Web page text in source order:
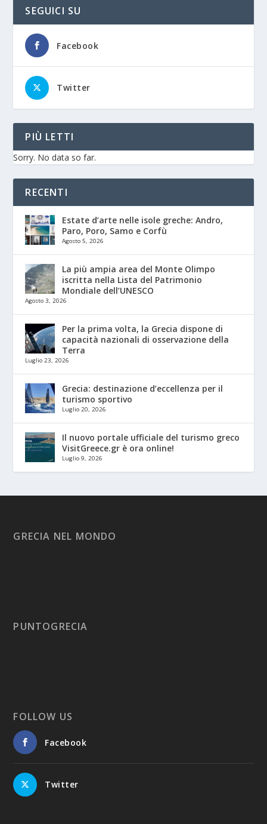
SEGUICI SU
Facebook
Twitter
PIÙ LETTI
Sorry. No data so far.
RECENTI
Estate d’arte nelle isole greche: Andro,
Paro, Poro, Samo e Corfù
Agosto 5, 2026
La più ampia area del Monte Olimpo
iscritta nella Lista del Patrimonio
Mondiale dell’UNESCO
Agosto 3, 2026
Per la prima volta, la Grecia dispone di
capacità nazionali di osservazione della
Terra
Luglio 23, 2026
Grecia: destinazione d’eccellenza per il
turismo sportivo
Luglio 20, 2026
Il nuovo portale ufficiale del turismo greco
VisitGreece.gr è ora online!
Luglio 9, 2026
GRECIA NEL MONDO
PUNTOGRECIA
FOLLOW US
Facebook
Twitter